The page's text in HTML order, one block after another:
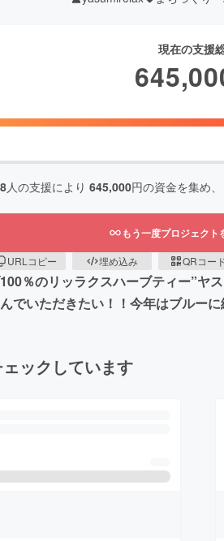
現在の支援
人の支援により 645,000円の資金を集め、
もう一度プロジェクト
URLコピー 埋め込み QRコー
％のリッラクスハーブティー”
でいただきたい！！今年はブルー
ックしています